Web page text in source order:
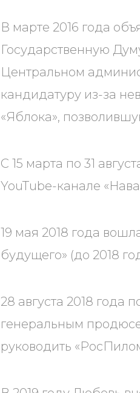
В марте 2016 года
Государственную
Центральном
кандидатуру из-за
«Яблока»,
С 15 марта по 31
YouTube-канале
19 мая 2018 года
будущего» (до 2018
28 августа 2018 года
генеральным
руководить